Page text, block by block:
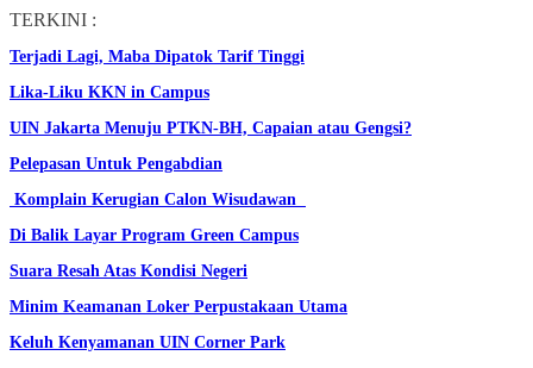
Skip
the
content
TERKINI :
Terjadi Lagi, Maba Dipatok Tarif Tinggi
Lika-Liku KKN in Campus
UIN Jakarta Menuju PTKN-BH, Capaian atau Gengsi?
Pelepasan Untuk Pengabdian
Komplain Kerugian Calon Wisudawan
Di Balik Layar Program Green Campus
Suara Resah Atas Kondisi Negeri
Minim Keamanan Loker Perpustakaan Utama
Keluh Kenyamanan UIN Corner Park